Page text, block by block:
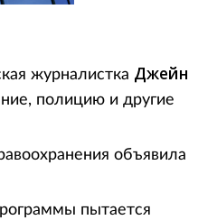
журналистка Джейн
полицию и другие
объявила
пытается